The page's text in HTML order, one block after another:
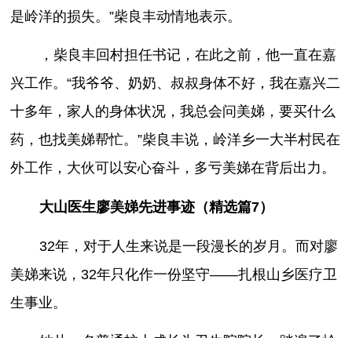
是岭洋的损失。”柴良丰动情地表示。
，柴良丰回村担任书记，在此之前，他一直在嘉
兴工作。“我爷爷、奶奶、叔叔身体不好，我在嘉兴二
十多年，家人的身体状况，我总会问美娣，要买什么
药，也找美娣帮忙。”柴良丰说，岭洋乡一大半村民在
外工作，大伙可以安心奋斗，多亏美娣在背后出力。
大山医生廖美娣先进事迹（精选篇7）
32年，对于人生来说是一段漫长的岁月。而对廖
美娣来说，32年只化作一份坚守——扎根山乡医疗卫
生事业。